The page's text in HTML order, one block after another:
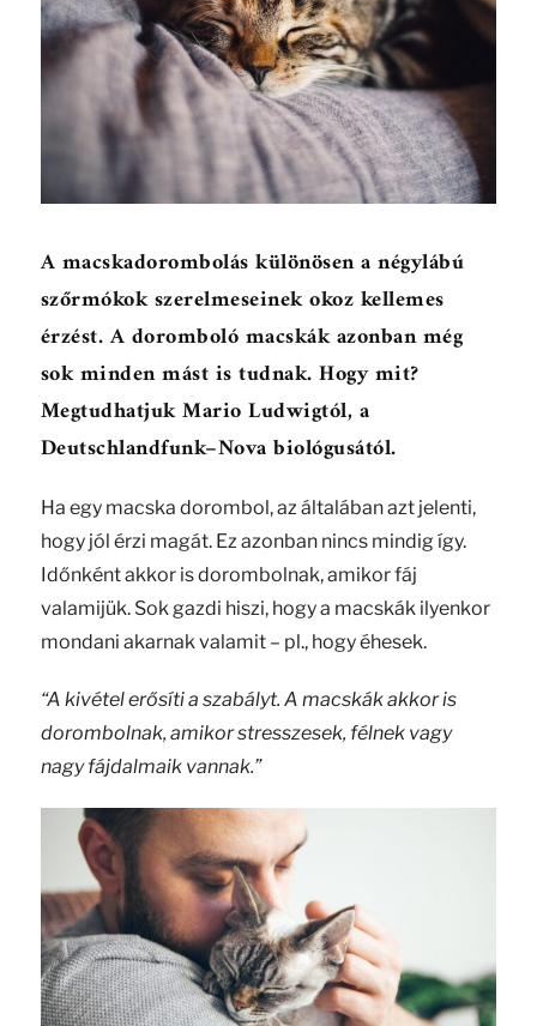
A macskadorombolás különösen a négylábú
szőrmókok szerelmeseinek okoz kellemes
érzést. A doromboló macskák azonban még
sok minden mást is tudnak. Hogy mit?
Megtudhatjuk Mario Ludwigtól, a
Deutschlandfunk–Nova biológusától.
Ha egy macska dorombol, az általában azt jelenti,
hogy jól érzi magát. Ez azonban nincs mindig így.
Időnként akkor is dorombolnak, amikor fáj
valamijük. Sok gazdi hiszi, hogy a macskák ilyenkor
mondani akarnak valamit – pl., hogy éhesek.
“A kivétel erősíti a szabályt. A macskák akkor is
dorombolnak, amikor stresszesek, félnek vagy
nagy fájdalmaik vannak.”